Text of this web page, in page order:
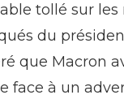
tollé sur les
du
que Macron
à un